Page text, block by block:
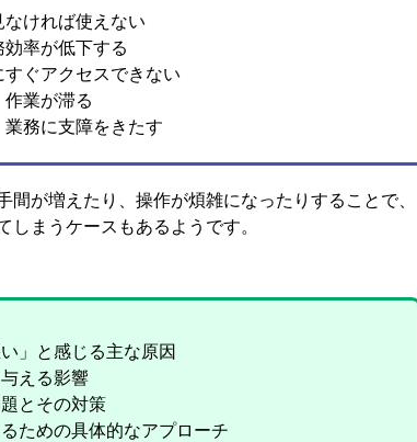
ければ使えない
率が低下する
ぐアクセスできない
業が滞る
務に支障をきたす
が増えたり、操作が煩雑になったりすることで、
まうケースもあるようです。
」と感じる主な原因
える影響
とその対策
ための具体的なアプローチ